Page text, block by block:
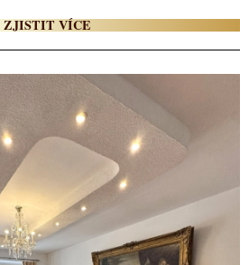
ZJISTIT VÍCE